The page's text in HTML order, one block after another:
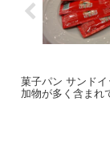
菓子パン サンド
加物が多く含まれ